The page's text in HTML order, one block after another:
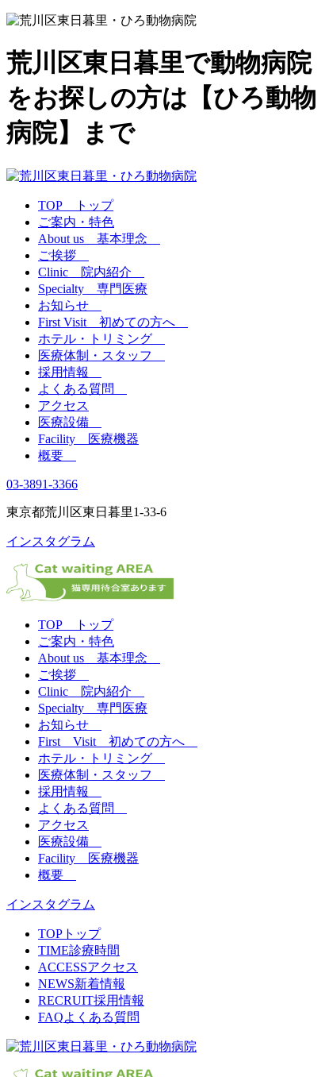
荒川区東日暮里で動物病院
をお探しの方は【ひろ動物
病院】まで
TOP トップ
ご案内・特色
About us 基本理念
ご挨拶
Clinic 院内紹介
Specialty 専門医療
お知らせ
First Visit 初めての方へ
ホテル・トリミング
医療体制・スタッフ
採用情報
よくある質問
アクセス
医療設備
Facility 医療機器
概要
03-3891-3366
東京都荒川区東日暮里1-33-6
インスタグラム
TOP トップ
ご案内・特色
About us 基本理念
ご挨拶
Clinic 院内紹介
Specialty 専門医療
お知らせ
First Visit 初めての方へ
ホテル・トリミング
医療体制・スタッフ
採用情報
よくある質問
アクセス
医療設備
Facility 医療機器
概要
インスタグラム
TOP トップ
TIME診療時間
ACCESSアクセス
NEWS新着情報
RECRUIT採用情報
FAQよくある質問